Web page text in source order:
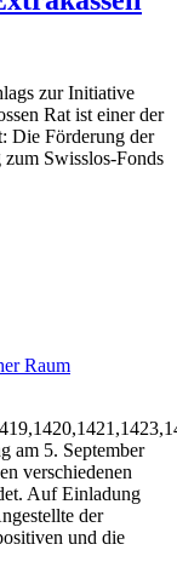
zur Initiative
Rat ist einer der
Die Förderung der
Swisslos-Fonds
Raum
am 5. September
verschiedenen
Auf Einladung
der
und die